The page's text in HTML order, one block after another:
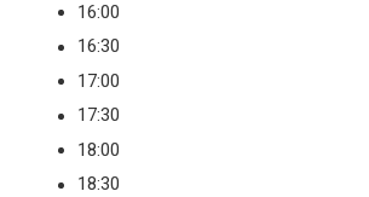
16:00
16:30
17:00
17:30
18:00
18:30